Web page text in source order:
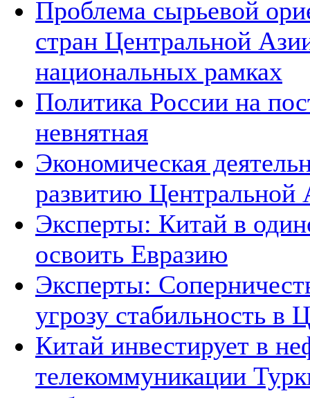
Проблема сырьевой
стран Центральной
национальных рамках
Политика России на
невнятная
Экономическая
развитию Центральной
Эксперты: Китай в
освоить Евразию
Эксперты:
угрозу стабильность в
Китай инвестирует в
телекоммуникации